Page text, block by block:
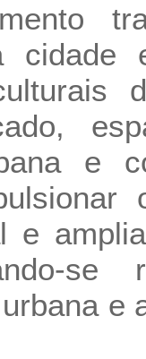
e
e
se
e